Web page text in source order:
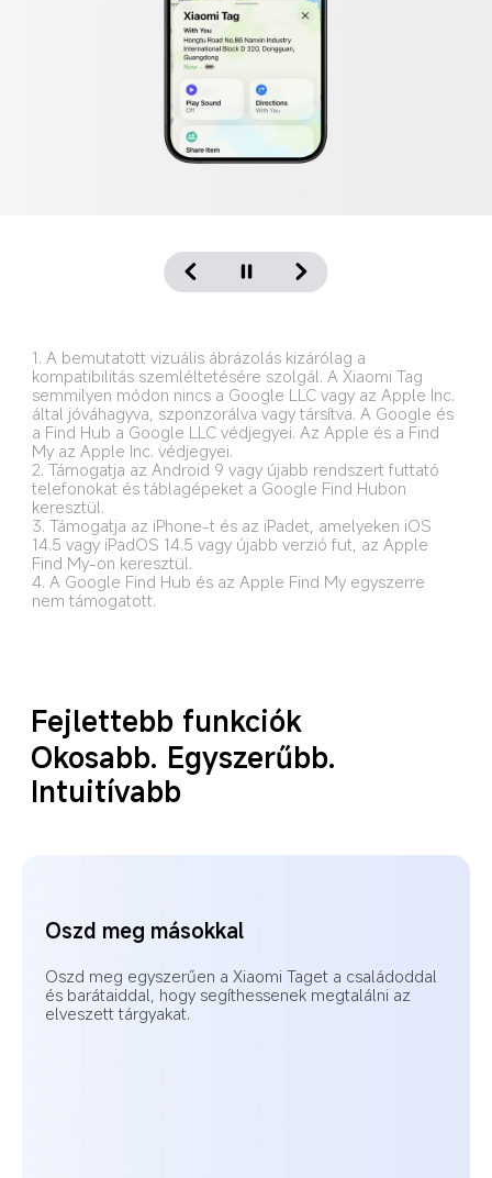
1. A bemutatott vizuális ábrázolás kizárólag a
kompatibilitás szemléltetésére szolgál. A Xiaomi Tag
semmilyen módon nincs a Google LLC vagy az Apple Inc.
által jóváhagyva, szponzorálva vagy társítva. A Google és
a Find Hub a Google LLC védjegyei. Az Apple és a Find
My az Apple Inc. védjegyei.
2. Támogatja az Android 9 vagy újabb rendszert futtató
telefonokat és táblagépeket a Google Find Hubon
keresztül.
3. Támogatja az iPhone-t és az iPadet, amelyeken iOS
14.5 vagy iPadOS 14.5 vagy újabb verzió fut, az Apple
Find My-on keresztül.
4. A Google Find Hub és az Apple Find My egyszerre
nem támogatott.
Fejlettebb funkciók
Okosabb. Egyszerűbb.
Intuitívabb
Hátrahagyási riasztások
Ha egy tárgy eltávolodik tőled, és már nincs a
gyakran használt helyek egyikén, az alkalmazás
értesítést küld. 9